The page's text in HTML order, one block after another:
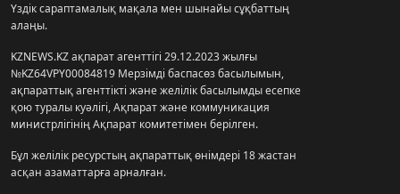
Үздік сараптамалық мақала мен шынайы сұқбаттың
алаңы.
KZNEWS.KZ ақпарат агенттігі 29.12.2023 жылғы
№KZ64VPY00084819 Мерзімді баспасөз басылымын,
ақпараттық агенттікті және желілік басылымды есепке
қою туралы куәлігі, Ақпарат және коммуникация
министрлігінің Ақпарат комитетімен берілген.
Бұл желілік ресурстың ақпараттық өнімдері 18 жастан
асқан азаматтарға арналған.